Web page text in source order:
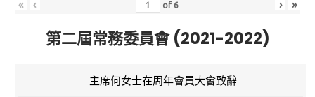
« ‹ of 6 › »
第二屆常務委員會 (2021-2022)
主席何女士在周年會員大會致辭